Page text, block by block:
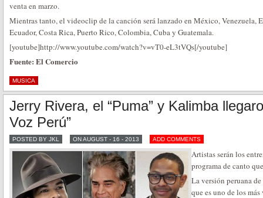
venta en marzo.
Mientras tanto, el videoclip de la canción será lanzado en México, Venezuela,
Ecuador, Costa Rica, Puerto Rico, Colombia, Cuba y Guatemala.
[youtube]http://www.youtube.com/watch?v=vT0-eL3tVQs[/youtube]
Fuente: El Comercio
MUSICA
Jerry Rivera, el “Puma” y Kalimba
Voz Perú”
POSTED BY JKL ON AUGUST - 16 - 2013 ADD COMMENTS
Artistas serán los
programa de canto
La versión peruana
que es uno de los